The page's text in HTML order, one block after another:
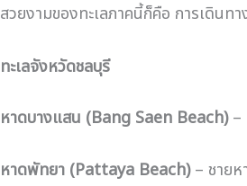
สวยงามของทะเลภาคนี้ก็คือ การเดินท
ทะเลจังหวัดชลบุรี
หาดบางแสน (Bang Saen Beach)–
หาดพัทยา (Pattaya Beach)– ชายห